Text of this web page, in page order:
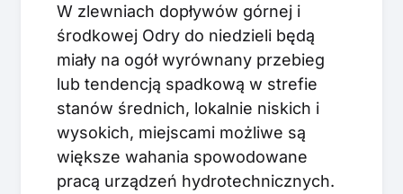
W zlewniach dopływów górnej i
środkowej Odry do niedzieli będą
miały na ogół wyrównany przebieg
lub tendencją spadkową w strefie
stanów średnich, lokalnie niskich i
wysokich, miejscami możliwe są
większe wahania spowodowane
pracą urządzeń hydrotechnicznych.